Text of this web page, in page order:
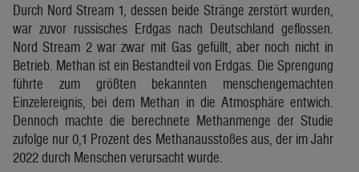
Durch Nord Stream 1, dessen beide Stränge zerstört wurden,
war zuvor russisches Erdgas nach Deutschland geflossen.
Nord Stream 2 war zwar mit Gas gefüllt, aber noch nicht in
Betrieb. Methan ist ein Bestandteil von Erdgas. Die Sprengung
führte zum größten bekannten menschengemachten
Einzelereignis, bei dem Methan in die Atmosphäre entwich.
Dennoch machte die berechnete Methanmenge der Studie
zufolge nur 0,1 Prozent des Methanausstoßes aus, der im Jahr
2022 durch Menschen verursacht wurde.